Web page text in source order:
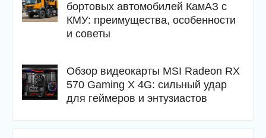
бортовых автомобилей КамАЗ с
КМУ: преимущества, особенности
и советы
Обзор видеокарты MSI Radeon RX
570 Gaming X 4G: сильный удар
для геймеров и энтузиастов